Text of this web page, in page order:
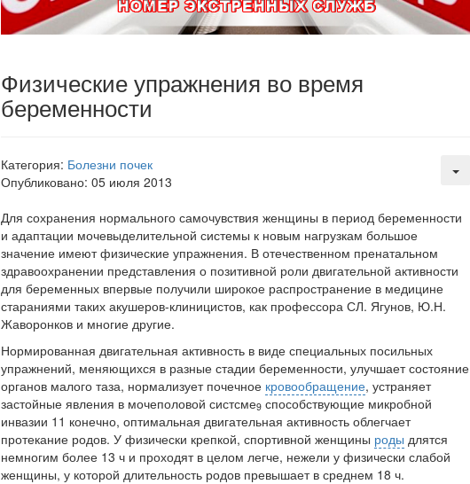
Физические упражнения во время
беременности
Категория: Болезни почек
Опубликовано: 05 июля 2013
Для сохранения нормального самочувствия женщины в период беременности
и адаптации мочевыделительной сис­темы к новым нагрузкам большое
значение имеют физические упражнения. В отечественном пренатальном
здравоохра­нении представления о позитивной роли двигательной активности
для беременных впервые получили широкое рас­пространение в медицине
стараниями таких акушеров-кли­ницистов, как профессора СЛ. Ягунов, Ю.Н.
Жаворонков и многие другие.
Нормированная двигательная активность в виде специ­альных посильных
упражнений, меняющихся в разные ста­дии беременности, улучшает состояние
органов малого таза, нормализует почечное кровообращение, устраняет
застой­ные явления в мочеполовой систсме9 способствующие ми­кробной
инвазии 11 конечно, оптимальная двигательная ак­тивность облегчает
протекание родов. У физически крепкой, спортивной женщины роды длятся
немногим более 13 ч и проходят в целом легче, нежели у физически слабой
женщи­ны, у которой длительность родов превышает в среднем 18 ч.